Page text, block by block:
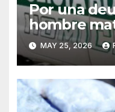
Por una
hombre
víctima en
Paz
MAY 25, 2026